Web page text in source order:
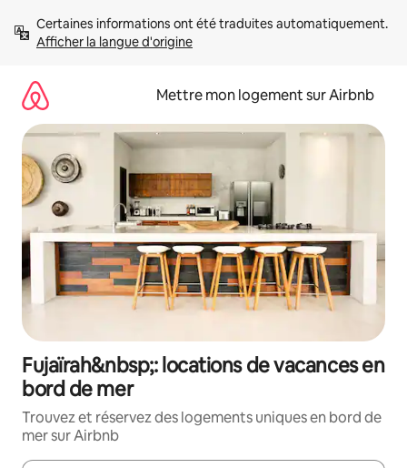
directement
Afficher la langue d'origine
Mettre mon logement sur Airbnb
Fujaïrah&nbsp;: locations de vacances en
bord de mer
Trouvez et réservez des logements uniques en bord de
mer sur Airbnb